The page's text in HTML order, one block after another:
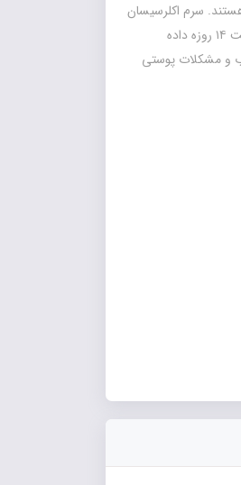
سرم اکلرسیسان
ویتامین C گینو مدل Eclaircissante Vitamine C که لابراتوار گینو به آن عنوان مراقبت ۱۴ روزه داده
و مشکلات پوستی